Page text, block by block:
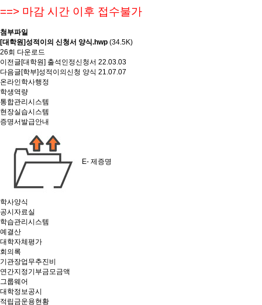
==> 마감 시간 이후 접수불가
첨부파일
[대학원]성적이의 신청서 양식.hwp (34.5K)
26회 다운로드
이전글[대학원] 출석인정신청서 22.03.03
다음글[학부]성적이의신청 양식 21.07.07
온라인학사행정
학생역량
통합관리시스템
현장실습시스템
증명서발급안내
E- 제증명
학사양식
공시자료실
학습관리시스템
예결산
대학자체평가
회의록
기관장업무추진비
연간지정기부금모금액
그룹웨어
대학정보공시
적립금운용현황